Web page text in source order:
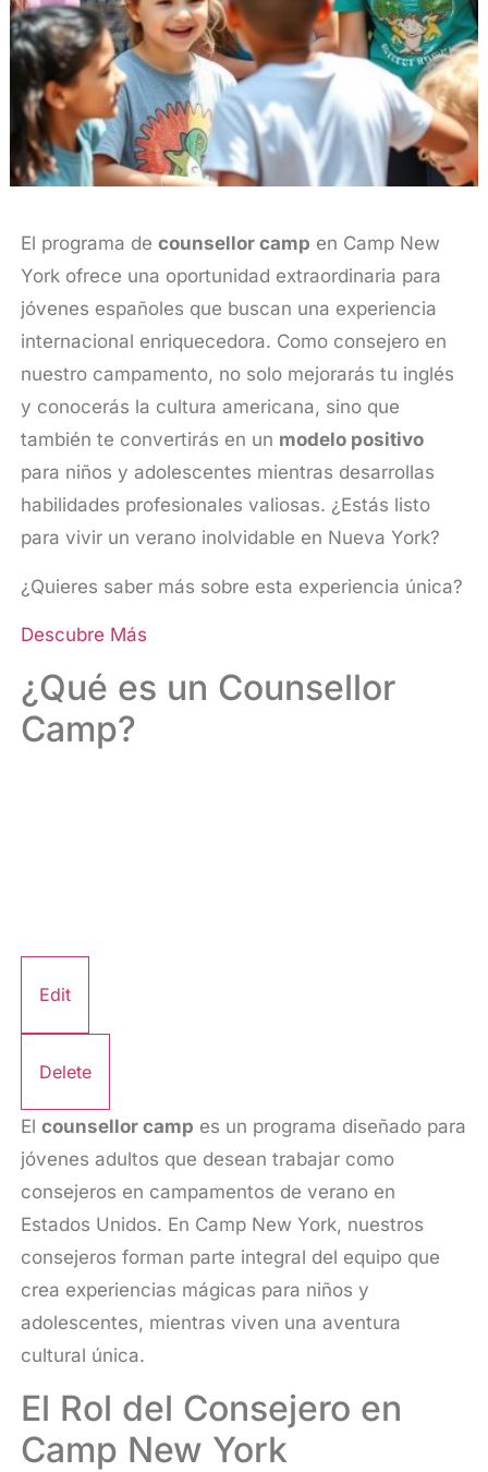
El programa de counsellor camp en Camp New
York ofrece una oportunidad extraordinaria para
jóvenes españoles que buscan una experiencia
internacional enriquecedora. Como consejero en
nuestro campamento, no solo mejorarás tu inglés
y conocerás la cultura americana, sino que
también te convertirás en un modelo positivo
para niños y adolescentes mientras desarrollas
habilidades profesionales valiosas. ¿Estás listo
para vivir un verano inolvidable en Nueva York?
¿Quieres saber más sobre esta experiencia única?
Descubre Más
¿Qué es un Counsellor
Camp?
Edit
Delete
El counsellor camp es un programa diseñado para
jóvenes adultos que desean trabajar como
consejeros en campamentos de verano en
Estados Unidos. En Camp New York, nuestros
consejeros forman parte integral del equipo que
crea experiencias mágicas para niños y
adolescentes, mientras viven una aventura
cultural única.
El Rol del Consejero en
Camp New York